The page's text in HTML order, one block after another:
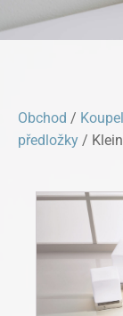
Obchod /
předložky /